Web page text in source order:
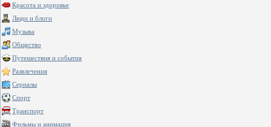
Красота и здоровье
Люди и блоги
Музыка
Общество
Путешествия и события
Развлечения
Сериалы
Спорт
Транспорт
Фильмы и анимация